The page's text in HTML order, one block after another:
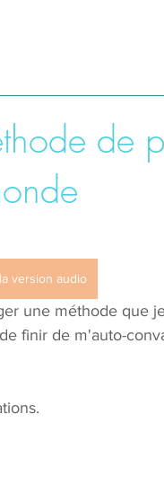
de
version audio
une méthode que
finir de m'auto-